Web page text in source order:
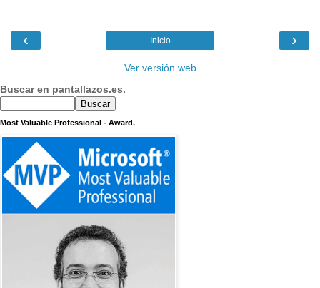
‹ ›
Inicio
Ver versión web
Buscar en pantallazos.es.
Most Valuable Professional - Award.